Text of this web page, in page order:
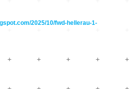
2025/10/fwd-hellerau-1-